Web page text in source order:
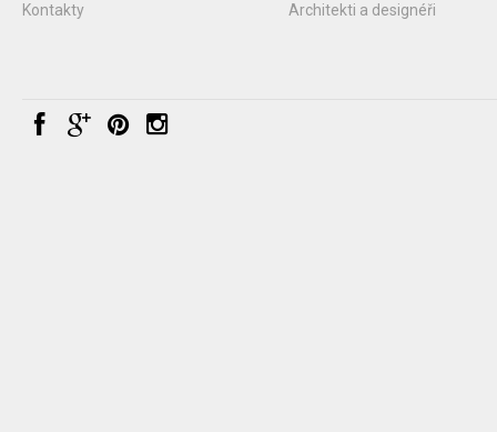
Kontakty
Architekti a designéři